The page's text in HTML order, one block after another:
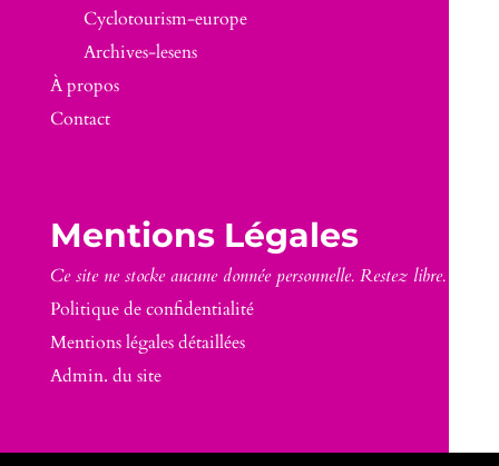
Cyclotourism-europe
Archives-lesens
À propos
Contact
Mentions Légales
Ce site ne stocke aucune donnée personnelle. Restez libre.
Politique de confidentialité
Mentions légales détaillées
Admin. du site